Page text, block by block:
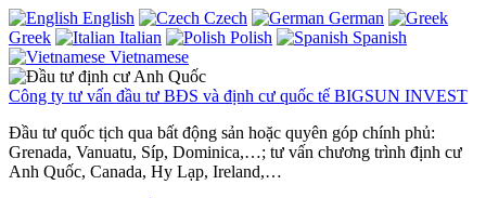
English Czech
German
Greek
Italian Polish
Spanish
Vietnamese
Công ty tư vấn đầu tư BĐS và định cư quốc tế BIGSUN INVEST
Đầu tư quốc tịch qua bất động sản hoặc quyên góp chính phủ:
Grenada, Vanuatu, Síp, Dominica,…; tư vấn chương trình định cư
Anh Quốc, Canada, Hy Lạp, Ireland,…